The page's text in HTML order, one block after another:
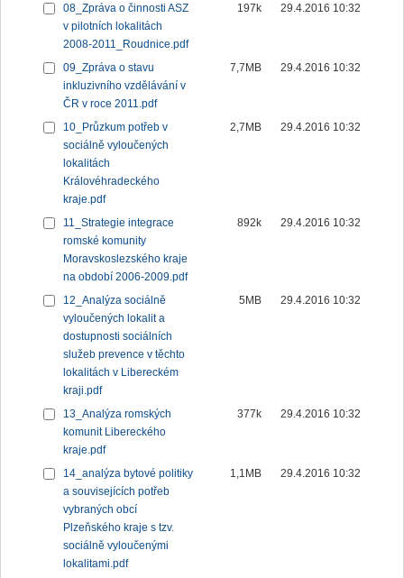
08_Zpráva o činnosti ASZ
v pilotních lokalitách
2008-2011_Roudnice.pdf
197k 29.4.2016 10:32
09_Zpráva o stavu
inkluzivního vzdělávání v
ČR v roce 2011.pdf
7,7MB 29.4.2016 10:32
10_Průzkum potřeb v
sociálně vyloučených
lokalitách
Královéhradeckého
kraje.pdf
2,7MB 29.4.2016 10:32
11_Strategie integrace
romské komunity
Moravskoslezského kraje
na období 2006-2009.pdf
892k 29.4.2016 10:32
12_Analýza sociálně
vyloučených lokalit a
dostupnosti sociálních
služeb prevence v těchto
lokalitách v Libereckém
kraji.pdf
5MB 29.4.2016 10:32
13_Analýza romských
komunit Libereckého
kraje.pdf
377k 29.4.2016 10:32
14_analýza bytové politiky
a souvisejících potřeb
vybraných obcí
Plzeňského kraje s tzv.
sociálně vyloučenými
lokalitami.pdf
1,1MB 29.4.2016 10:32